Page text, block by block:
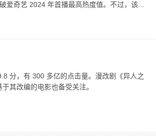
奇艺 2024 年首播最高热度值。不过，该...
分，有 300 多亿的点击量。漫改剧《异人之
其改编的电影也备受关注。